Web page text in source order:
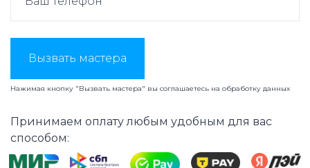
Вызвать мастера
Нажимая кнопку "Вызвать мастера" вы соглашаетесь на обработку данных
Принимаем оплату любым удобным для вас
способом: